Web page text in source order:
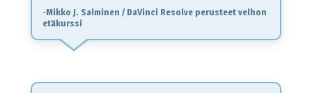
-Mikko J. Salminen / DaVinci Resolve perusteet velhon
etäkurssi